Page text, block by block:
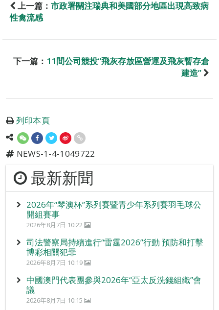
上一篇： 市政署關注瑞典和美國部分地區出現高致病
性禽流感
下一篇： 11間公司競投“飛灰存放區營運及飛灰暫存倉
建造”
列印本頁
NEWS-1-4-1049722
最新新聞
2026年“琴澳杯”系列賽暨青少年系列賽羽毛球公
開組賽事
2026年8月7日 10:22
司法警察局持續進行“雷霆2026”行動 預防和打擊
博彩相關犯罪
2026年8月7日 10:19
中國澳門代表團參與2026年“亞太反洗錢組織”會
議
2026年8月7日 10:15